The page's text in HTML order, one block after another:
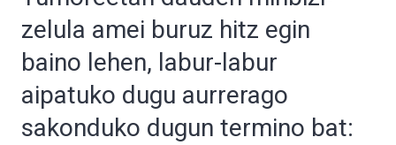
zelula amei buruz hitz egin
baino lehen, labur-labur
aipatuko dugu aurrerago
sakonduko dugun termino bat: